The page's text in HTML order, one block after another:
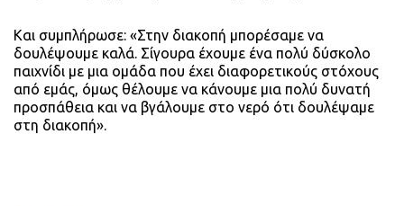
Και συμπλήρωσε: «Στην διακοπή μπορέσαμε να
δουλέψουμε καλά. Σίγουρα έχουμε ένα πολύ δύσκολο
παιχνίδι με μια ομάδα που έχει διαφορετικούς στόχους
από εμάς, όμως θέλουμε να κάνουμε μια πολύ δυνατή
προσπάθεια και να βγάλουμε στο νερό ότι δουλέψαμε
στη διακοπή».